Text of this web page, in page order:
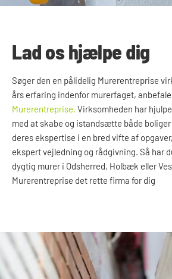
Lad os hjælpe dig
Søger den en pålidelig Murerentreprise
års erfaring indenfor murerfaget,
Murerentreprise. Virksomheden har
med at skabe og istandsætte både boliger
deres ekspertise i en bred vifte af
ekspert vejledning og rådgivning. Så har
dygtig murer i Odsherred, Holbæk eller
Murerentreprise det rette firma for dig